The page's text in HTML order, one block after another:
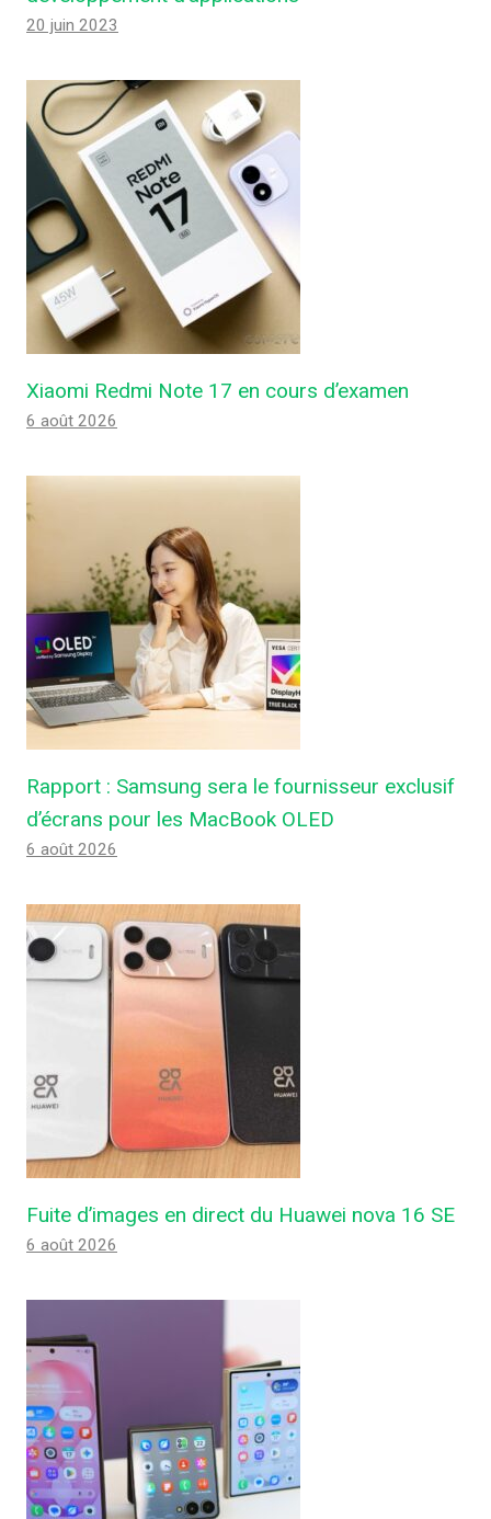
20 juin 2023
Xiaomi Redmi Note 17 en cours d’examen
6 août 2026
Rapport : Samsung sera le fournisseur exclusif
d’écrans pour les MacBook OLED
6 août 2026
Fuite d’images en direct du Huawei nova 16 SE
6 août 2026